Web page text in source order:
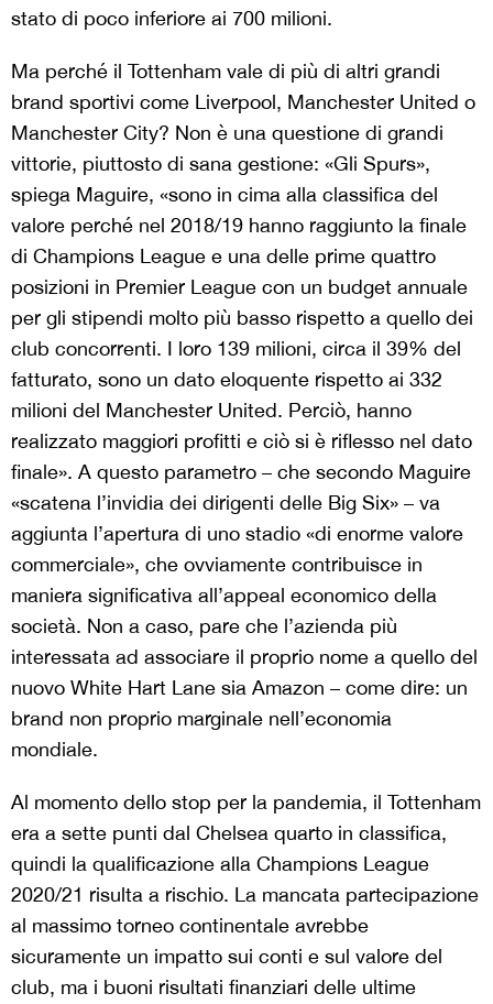
stato di poco inferiore ai 700 milioni.
Ma perché il Tottenham vale di più di altri grandi
brand sportivi come Liverpool, Manchester United o
Manchester City? Non è una questione di grandi
vittorie, piuttosto di sana gestione: «Gli Spurs»,
spiega Maguire, «sono in cima alla classifica del
valore perché nel 2018/19 hanno raggiunto la finale
di Champions League e una delle prime quattro
posizioni in Premier League con un budget annuale
per gli stipendi molto più basso rispetto a quello dei
club concorrenti. I loro 139 milioni, circa il 39% del
fatturato, sono un dato eloquente rispetto ai 332
milioni del Manchester United. Perciò, hanno
realizzato maggiori profitti e ciò si è riflesso nel dato
finale». A questo parametro – che secondo Maguire
«scatena l’invidia dei dirigenti delle Big Six» – va
aggiunta l’apertura di uno stadio «di enorme valore
commerciale», che ovviamente contribuisce in
maniera significativa all’appeal economico della
società. Non a caso, pare che l’azienda più
interessata ad associare il proprio nome a quello del
nuovo White Hart Lane sia Amazon – come dire: un
brand non proprio marginale nell’economia
mondiale.
Al momento dello stop per la pandemia, il Tottenham
era a sette punti dal Chelsea quarto in classifica,
quindi la qualificazione alla Champions League
2020/21 risulta a rischio. La mancata partecipazione
al massimo torneo continentale avrebbe
sicuramente un impatto sui conti e sul valore del
club, ma i buoni risultati finanziari delle ultime